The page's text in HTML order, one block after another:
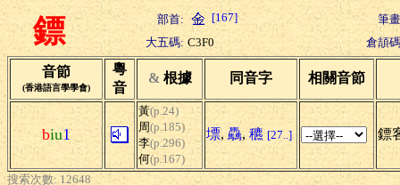
鏢 部首: [167]
筆
大五碼: C3F0 倉頡
音節
(香港語言學學會)
粵
音
& 根據 同音字 相關音節
biu1
黃(p.24)
周(p.185)
李(p.296)
何(p.167)
墂, 驫, 穮 [27..] 鏢
搜索次數: 12648